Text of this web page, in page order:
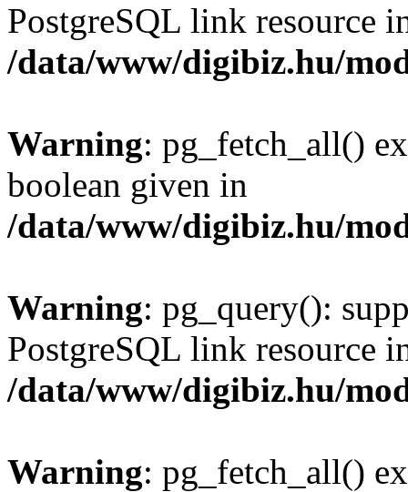
PostgreSQL link resource
/data/www/digibiz.hu/
Warning: pg_fetch_all()
boolean given in
/data/www/digibiz.hu/
Warning: pg_query():
PostgreSQL link resource
/data/www/digibiz.hu/
Warning: pg_fetch_all()